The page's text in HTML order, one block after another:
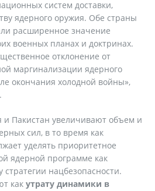
систем доставки,
ядерного оружия. Обе страны
расширенное значение
военных планах и доктринах.
отклонение от
маргинализации ядерного
окончания холодной войны»,
и Пакистан увеличивают объем и
сил, в то время как
уделять приоритетное
ядерной программе как
нацбезопасности.
как утрату динамики в